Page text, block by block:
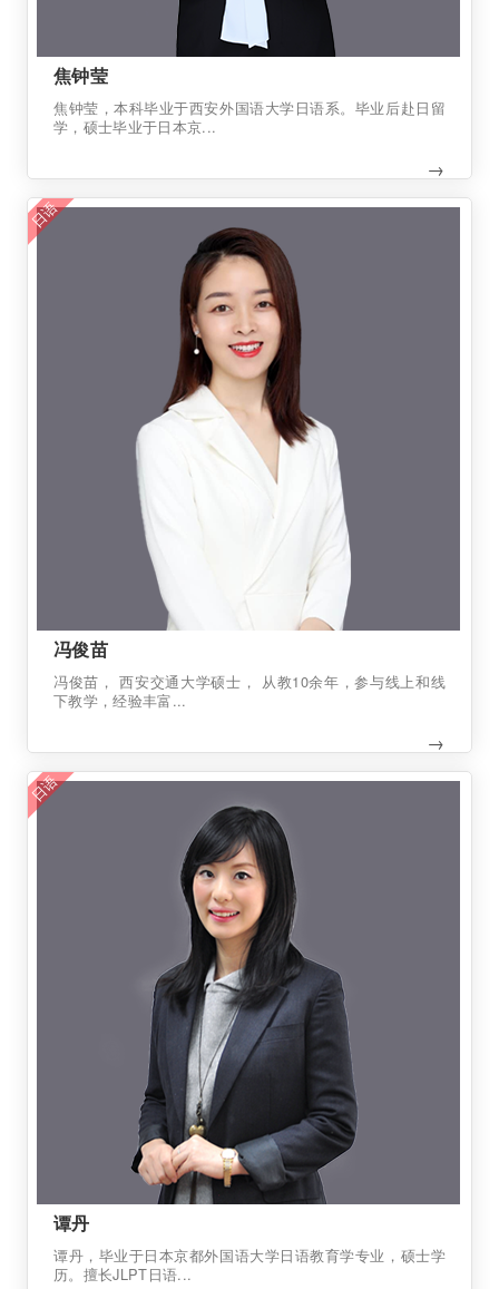
焦钟莹
焦钟莹，本科毕业于西安外国语大学日语系。毕业后赴日留
学，硕士毕业于日本京...
→
日语
冯俊苗
冯俊苗， 西安交通大学硕士， 从教10余年，参与线上和线
下教学，经验丰富...
→
日语
谭丹
谭丹，毕业于日本京都外国语大学日语教育学专业，硕士学
历。擅长JLPT日语...